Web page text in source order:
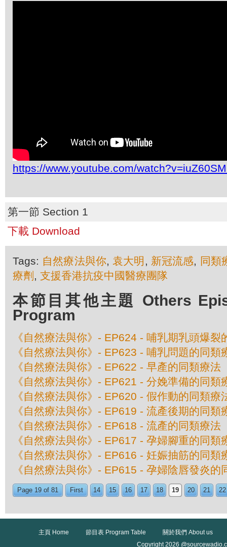
https://www.youtube.com/
第一節 Section 1
下載 Download
Tags: 自然療法與你,袁大明 , 新冠流感, 同類
療劑 , 支援香港抗疫中國醫療團隊
本節目其他主題 Others
Program
《自然療法與你》- EP624 - 哺乳期乳頭爆裂
《自然療法與你》- EP623 - 哺乳問題的同類
《自然療法與你》- EP622 - 早產的同類療法
《自然療法與你》- EP621 - 分娩準備的同類
《自然療法與你》- EP620 - 假作動的同類療
《自然療法與你》- EP619 - 流產後期的同類
《自然療法與你》- EP618 - 流產的同類療法
《自然療法與你》- EP617 - 孕婦腳重的同類
《自然療法與你》- EP616 - 妊娠抽筋的同類
《自然療法與你》- EP615 - 孕婦陰唇發炎的
Page 19 of 81 First 14 15 16 17 18 19 20 21 22
主頁 Home 節目表 Program Table
關於我們 About us
Copyright 2026